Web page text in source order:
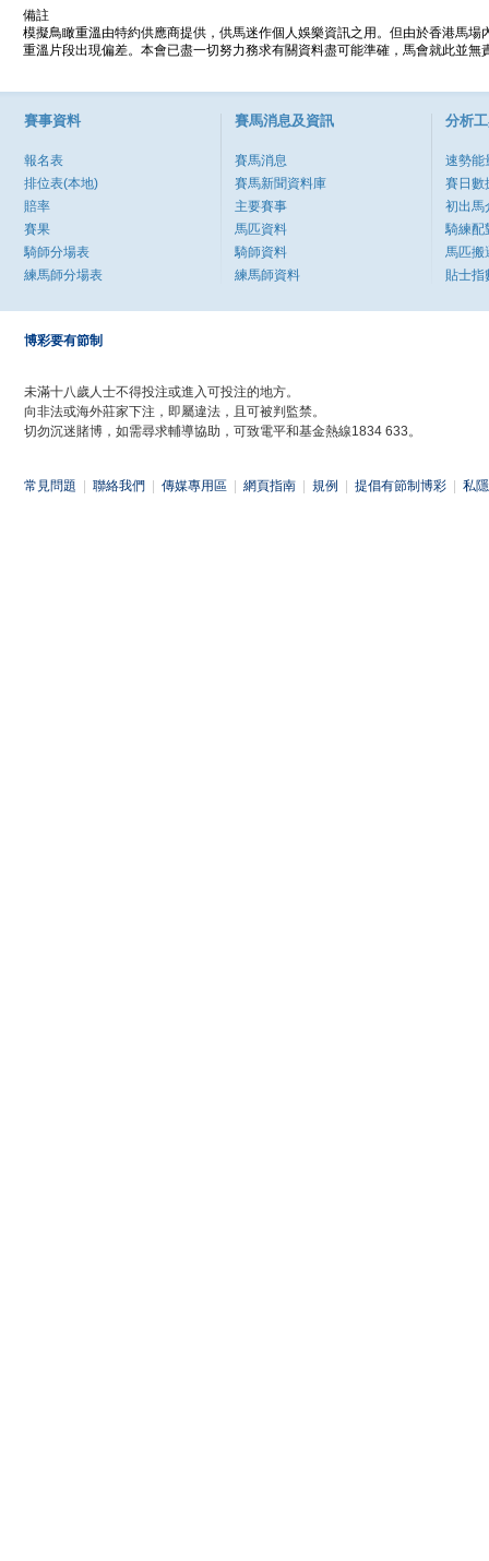
備註
模擬鳥瞰重溫由特約供應商提供，供馬迷作個人娛樂資訊之用。但由於香港馬
重溫片段出現偏差。本會已盡一切努力務求有關資料盡可能準確，馬會就此並
賽事資料
報名表
排位表(本地)
賠率
賽果
騎師分場表
練馬師分場表
賽馬消息及資訊
賽馬消息
賽馬新聞資料庫
主要賽事
馬匹資料
騎師資料
練馬師資料
分析
速勢能
賽日數
初出馬
騎練配
馬匹搬
貼士指
博彩要有節制
未滿十八歲人士不得投注或進入可投注的地方。
向非法或海外莊家下注，即屬違法，且可被判監禁。
切勿沉迷賭博，如需尋求輔導協助，可致電平和基金熱線1834 633。
常見問題 聯絡我們 傳媒專用區 網頁指南 規例 提倡有節制博彩 私